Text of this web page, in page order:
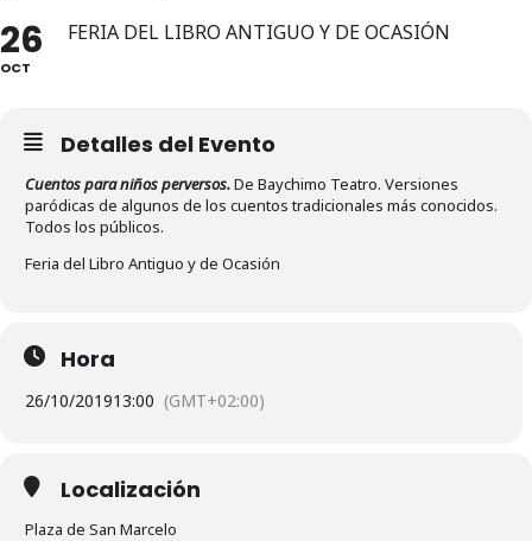
26
OCT
FERIA DEL LIBRO ANTIGUO Y DE OCASIÓN
Detalles del Evento
Cuentos para niños perversos.De Baychimo Teatro. Versiones
paródicas de algunos de los cuentos tradicionales más conocidos.
Todos los públicos.
Feria del Libro Antiguo y de Ocasión
Hora
26/10/201913:00 (GMT+02:00)
Localización
Plaza de San Marcelo